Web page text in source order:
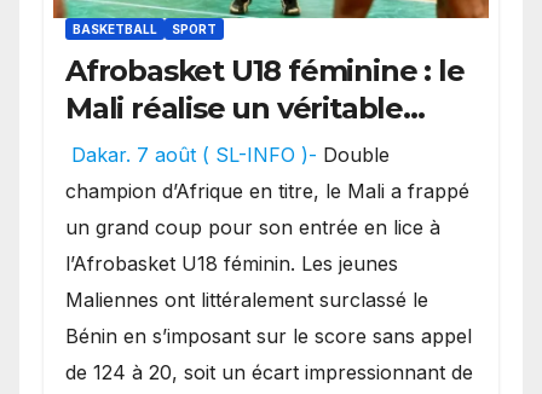
BASKETBALL SPORT
Afrobasket U18 féminine : le
Mali réalise un véritable
festival offensif et inflige
une lourde défaite au
Bénin.
Dakar. 7 août ( SL-INFO )- Double
champion d’Afrique en titre, le Mali a frappé
un grand coup pour son entrée en lice à
l’Afrobasket U18 féminin. Les jeunes
Maliennes ont littéralement surclassé le
Bénin en s’imposant sur le score sans appel
de 124 à 20, soit un écart impressionnant de